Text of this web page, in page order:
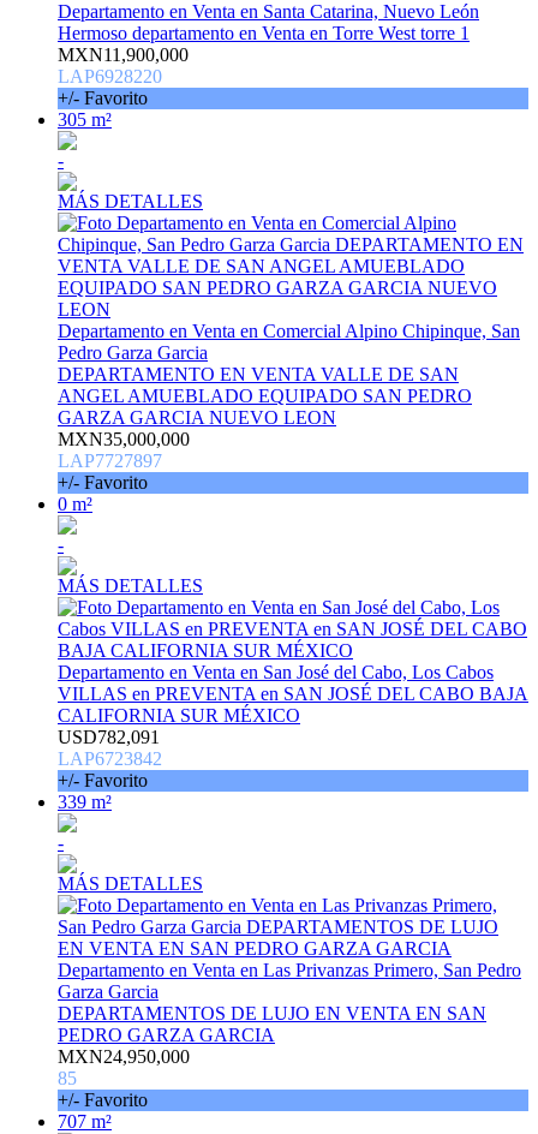
Departamento en Venta en Santa Catarina, Nuevo León
Hermoso departamento en Venta en Torre West torre 1
MXN11,900,000
LAP6928220
+/- Favorito
305 m²
-
MÁS DETALLES
Departamento en Venta en Comercial Alpino Chipinque, San
Pedro Garza Garcia
DEPARTAMENTO EN VENTA VALLE DE SAN
ANGEL AMUEBLADO EQUIPADO SAN PEDRO
GARZA GARCIA NUEVO LEON
MXN35,000,000
LAP7727897
+/- Favorito
0 m²
-
MÁS DETALLES
Departamento en Venta en San José del Cabo, Los Cabos
VILLAS en PREVENTA en SAN JOSÉ DEL CABO BAJA
CALIFORNIA SUR MÉXICO
USD782,091
LAP6723842
+/- Favorito
339 m²
-
MÁS DETALLES
Departamento en Venta en Las Privanzas Primero, San Pedro
Garza Garcia
DEPARTAMENTOS DE LUJO EN VENTA EN SAN
PEDRO GARZA GARCIA
MXN24,950,000
85
+/- Favorito
707 m²